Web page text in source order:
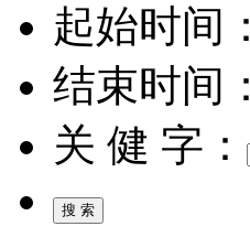
起始时间：
结束时间：
关 健 字：